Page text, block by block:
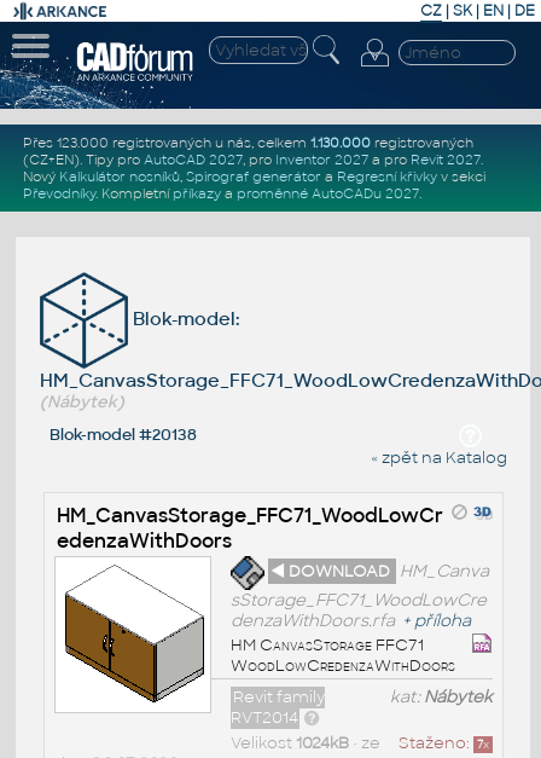
CZ | SK| EN | DE
Přes 123.000 registrovaných u nás, celkem 1.130.000registrovaných
(CZ+EN). Tipy pro AutoCAD 2027, pro Inventor 2027a pro Revit 2027.
Nový Kalkulátor nosníků, Spirograf generátor a Regresní křivkyv sekci
Převodníky. Kompletní příkazya proměnné AutoCADu 2027.
Blok-model:
(Nábytek)
Blok-model #20138
« zpět na Katalog
HM_CanvasStorage_FFC71_WoodLowCr
edenzaWithDoors
◄ DOWNLOAD HM_Canva
sStorage_FFC71_WoodLowCre
denzaWithDoors.rfa + příloha
HM CanvasStorage FFC71
WoodLowCredenzaWithDoors
kat:Nábytek
Revit family
RVT2014
Staženo: 7x
Velikost 1024kB• ze